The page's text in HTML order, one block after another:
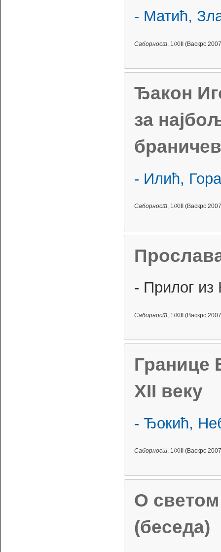
- Матић,
Саборност , 1/XIII (Васкрс
Ђакон
за
- Илић,
Саборност , 1/XIII (Васкрс
- Прилог из
Саборност , 1/XIII (Васкрс
Границе
XII веку
- Ђокић,
Саборност , 1/XIII (Васкрс
О
(беседа)